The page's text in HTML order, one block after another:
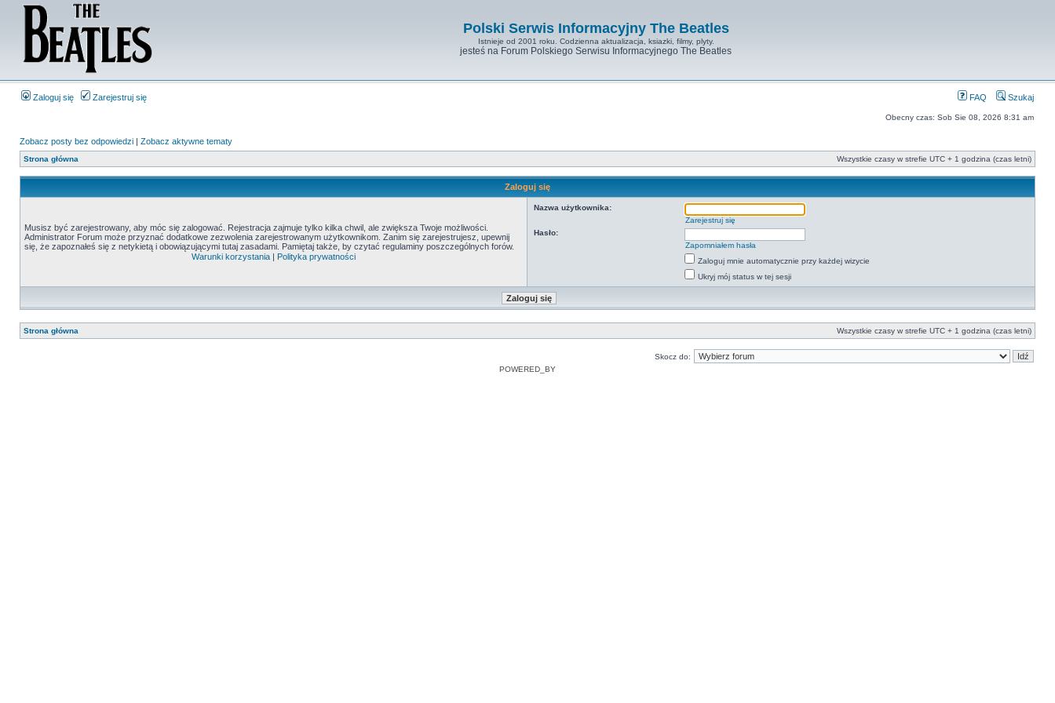
Polski Serwis Informacyjny The Beatles
Istnieje od 2001 roku. Codzienna aktualizacja, ksiazki, filmy, plyty.
jesteś na Forum Polskiego Serwisu Informacyjnego The Beatles
Zaloguj się Zarejestruj się FAQ Szukaj
Obecny czas: Sob Sie 08, 2026 8:31 am
Zobacz posty bez odpowiedzi | Zobacz aktywne tematy
Strona główna Wszystkie czasy w strefie UTC + 1 godzina (czas letni)
Zaloguj się
Musisz być zarejestrowany, aby móc się zalogować. Rejestracja zajmuje tylko kilka chwil, ale zwiększa Twoje możliwości.
Administrator Forum może przyznać dodatkowe zezwolenia zarejestrowanym użytkownikom. Zanim się zarejestrujesz, upewnij
się, że zapoznałeś się z netykietą i obowiązującymi tutaj zasadami. Pamiętaj także, by czytać regulaminy poszczególnych forów.
Warunki korzystania | Polityka prywatności
Nazwa użytkownika:
Zarejestruj się
Hasło:
Zapomniałem hasła
Zaloguj mnie automatycznie przy każdej wizycie
Ukryj mój status w tej sesji
Strona główna Wszystkie czasy w strefie UTC + 1 godzina (czas letni)
Skocz do:
POWERED_BY